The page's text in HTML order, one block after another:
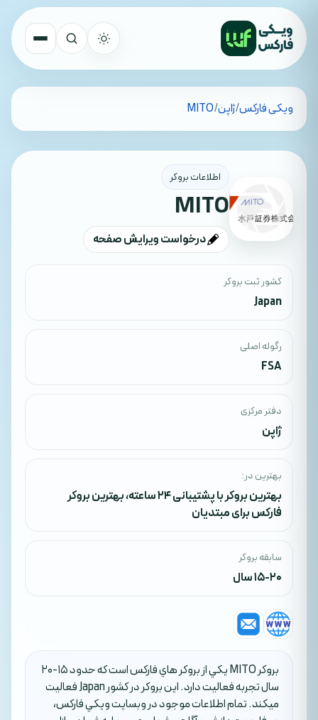
تمام کشورهاویکی فارکس/ژاپن/
MITO
اطلاعات بروکر
MITO
درخواست ویرایش صفحه
کشور ثبت بروکر
Japan
رگوله اصلی
FSA
دفتر مرکزی
ژاپن
بهترین در:
بهترین بروکر با پشتیبانی ۲۴ ساعته ،بهترین بروکر
فارکس برای مبتدیان
سابقه بروکر
15-20 سال
بروکر MITO يکي از بروکر هاي فارکس است که حدود 15-20
سال تجربه فعاليت دارد. اين بروکر در کشور Japan فعاليت
ميکند. تمام اطلاعات موجود در وبسايت ويکي فارکس،